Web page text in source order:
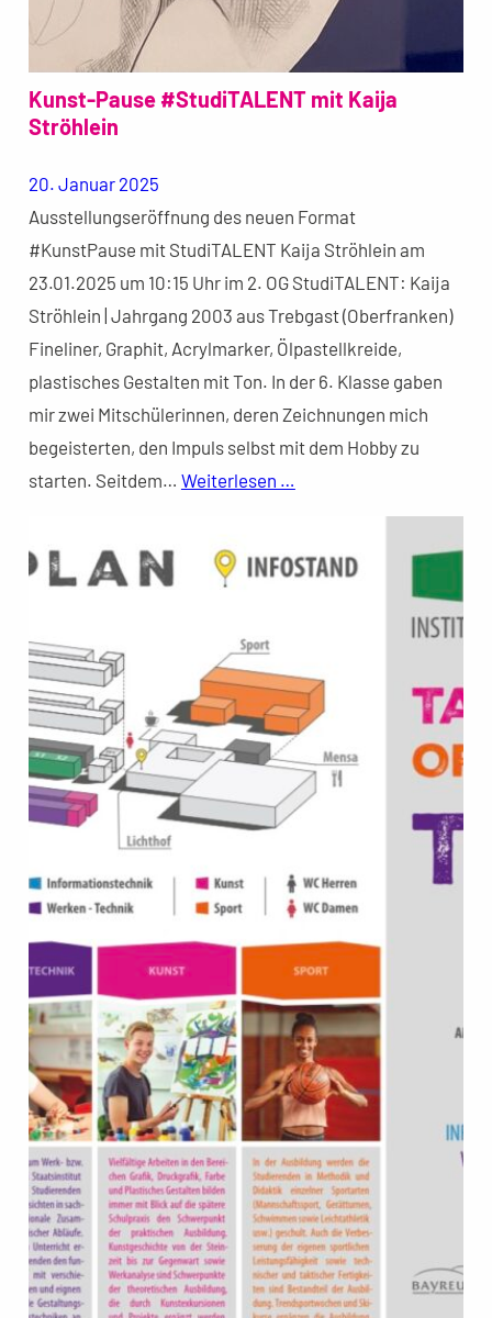
Kunst-Pause #StudiTALENT mit Kaija
Ströhlein
20. Januar 2025
Ausstellungseröffnung des neuen Format
#KunstPause mit StudiTALENT Kaija Ströhlein am
23.01.2025 um 10:15 Uhr im 2. OG StudiTALENT: Kaija
Ströhlein | Jahrgang 2003 aus Trebgast (Oberfranken)
Fineliner, Graphit, Acrylmarker, Ölpastellkreide,
plastisches Gestalten mit Ton. In der 6. Klasse gaben
mir zwei Mitschülerinnen, deren Zeichnungen mich
begeisterten, den Impuls selbst mit dem Hobby zu
starten. Seitdem… Weiterlesen …